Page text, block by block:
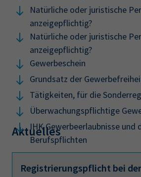
Natürliche oder juristische
anzeigepflichtig?
Natürliche oder juristische
anzeigepflichtig?
Gewerbeschein
Grundsatz der
Tätigkeiten, für die
Überwachungspflichtige
IHK Gewerbeerlaubnisse und
Berufspflichten
Aktuelles
Registrierungspflicht bei